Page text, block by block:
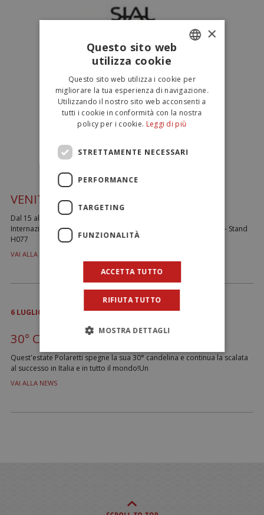
VENITECI A TROVARE AL SIAL 2022!
Dal 15 al 19 Ottobre 2022 vienici a trovare al SIAL Parigi Salone
Internazionale dell’Alimentazione.Vi aspettiamo al Padiglione 5A- Stand
H077
VAI ALLA NEWS
6 LUGLIO
30° COMPLEANNO DEI POLARETTI
Quest'estate Polaretti spegne la sua 30° candelina e continua la scalata
al successo in Italia e in tutto il mondo!Un
VAI ALLA NEWS
ENGLISH
×
Questo sito web
utilizza cookie
Questo sito web utilizza i cookie per
migliorare la tua esperienza di navigazione.
Utilizzando il nostro sito web acconsenti a
tutti i cookie in conformità con la nostra
policy per i cookie. Leggi di più
STRETTAMENTE NECESSARI
PERFORMANCE
TARGETING
FUNZIONALITÀ
ACCETTA TUTTO
RIFIUTA TUTTO
MOSTRA DETTAGLI